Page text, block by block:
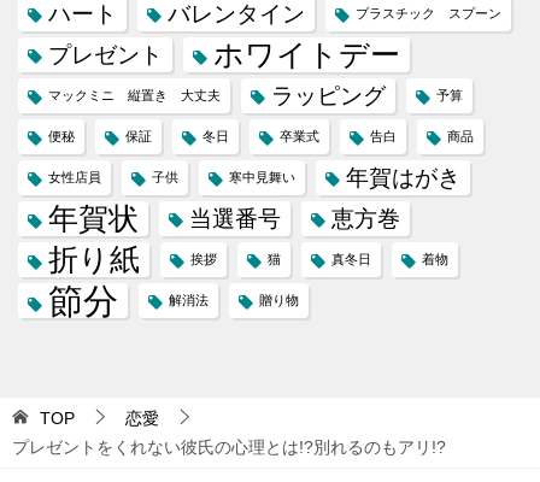
ハート
バレンタイン プラスチック スプーン
プレゼント ホワイトデー
マックミニ 縦置き 大丈夫 ラッピング 予算
便秘 保証 冬日 卒業式 告白 商品
女性店員 子供 寒中見舞い 年賀はがき
年賀状 当選番号 恵方巻
折り紙 挨拶 猫 真冬日 着物
節分 解消法 贈り物
TOP
恋愛
プレゼントをくれない彼氏の心理とは!?別れるのもアリ!?